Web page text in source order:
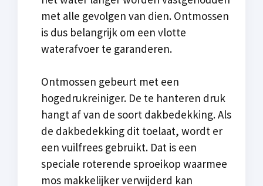
met alle gevolgen van dien. Ontmossen
is dus belangrijk om een vlotte
waterafvoer te garanderen.
Ontmossen gebeurt met een
hogedrukreiniger. De te hanteren druk
hangt af van de soort dakbedekking. Als
de dakbedekking dit toelaat, wordt er
een vuilfrees gebruikt. Dat is een
speciale roterende sproeikop waarmee
mos makkelijker verwijderd kan